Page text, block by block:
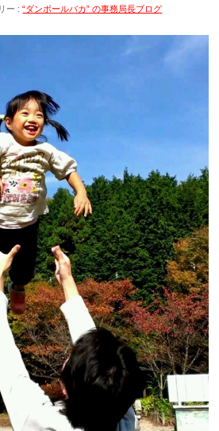
ー :“ダンボールバカ” の事務局長ブログ